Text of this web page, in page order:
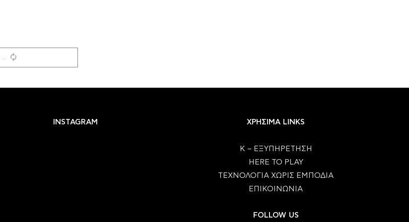
INSTAGRAM ΧΡΗΣΙΜΑ LINKS
Κ – ΕΞΥΠΗΡΕΤΗΣΗ
HERE TO PLAY
ΤΕΧΝΟΛΟΓΙΑ ΧΩΡΙΣ ΕΜΠΟΔΙΑ
ΕΠΙΚΟΙΝΩΝΙΑ
FOLLOW US